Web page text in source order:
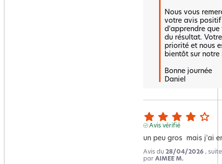
Nous vous
votre avis positif
d'apprendre que
du résultat.
priorité et nous
bientôt sur
Bonne journée
Daniel
Avis vérifié
un peu gros  mais j'ai
Avis du 28/04/2026 ,
par AIMEE M.